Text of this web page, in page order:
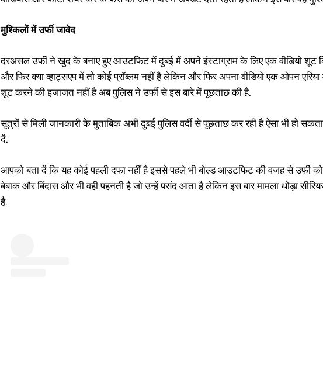
मुश्किलों में उर्फी जावेद
दरअसल उर्फी ने खुद के बनाए हुए आउटफिट में दुबई में अपने इंस्टाग्राम के लिए एक वीडियो शूट
और फिर क्या व्हाट्सएप में तो कोई प्रॉब्लम नहीं है लेकिन और फिर अपना वीडियो एक ओपन
शूट करने की इजाजत नहीं है अब पुलिस ने उर्फी से इस बारे में पूछताछ की है.
सूत्रों से मिली जानकारी के मुताबिक अभी दुबई पुलिस वर्दी से पूछताछ कर रही है ऐसा भी हो
दें.
आपको बता दें कि यह कोई पहली दफा नहीं है इससे पहले भी बोल्ड आउटफिट की वजह से उर्फी
बेबाक और बिंदास और भी वही पहनती है जो उन्हें पसंद आता है लेकिन इस बार मामला थोड़ा
है.